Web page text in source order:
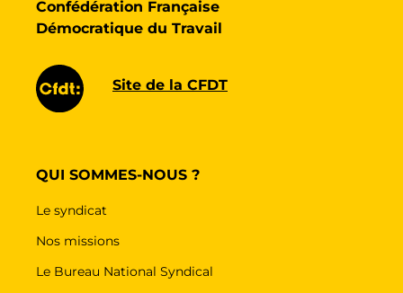
Confédération Française
Démocratique du Travail
Site de la CFDT
QUI SOMMES-NOUS ?
Le syndicat
Nos missions
Le Bureau National Syndical